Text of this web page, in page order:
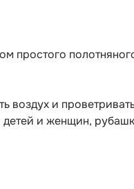
простого
и
детей и женщин,